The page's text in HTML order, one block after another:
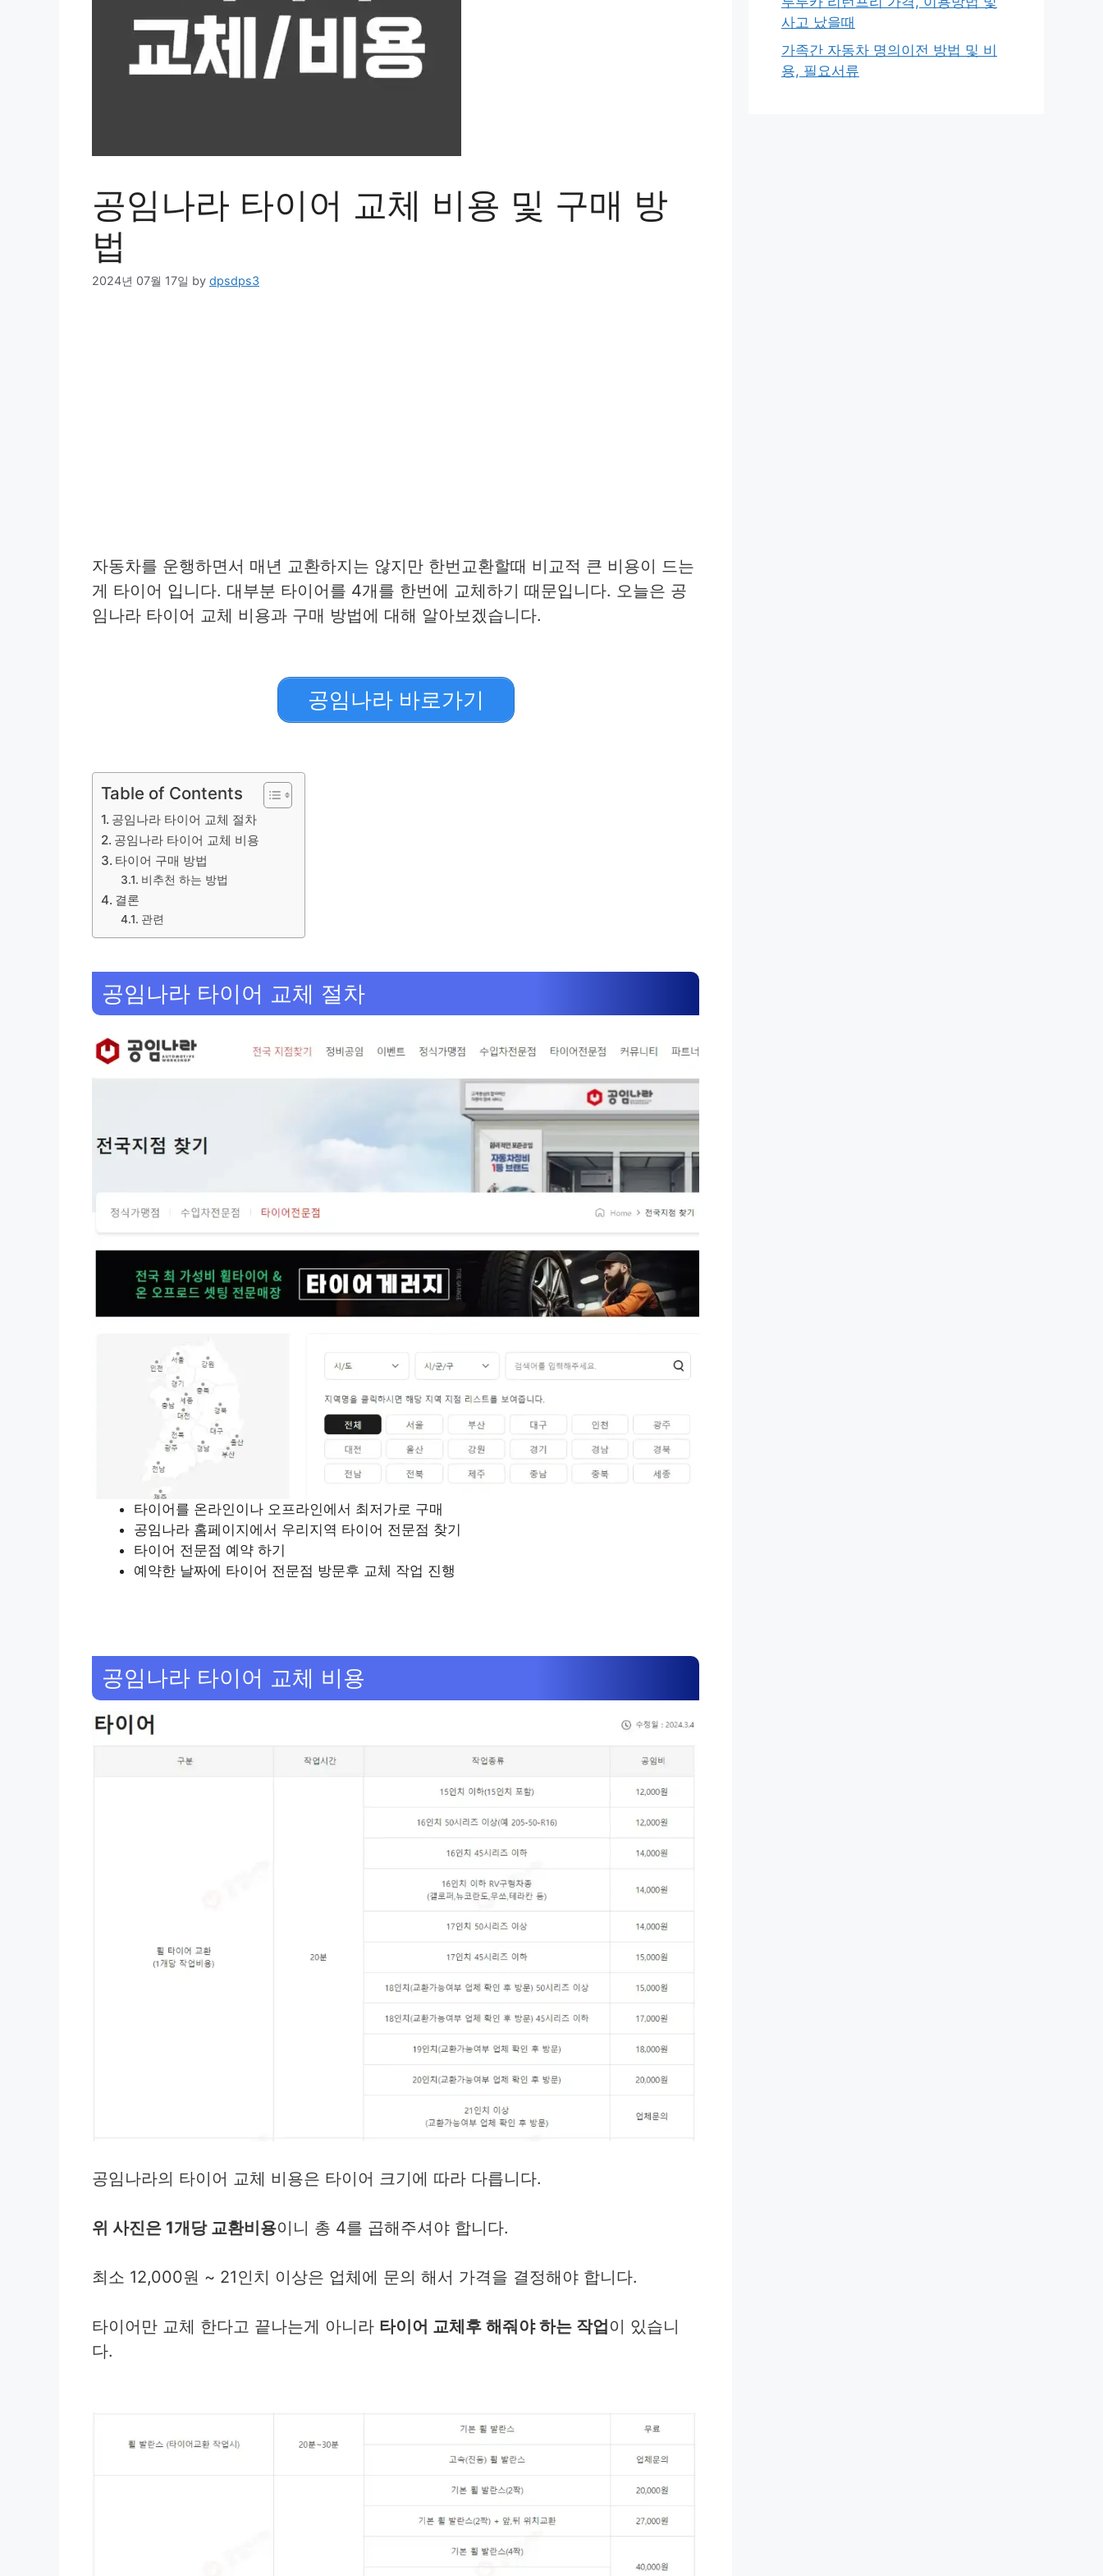
공임나라 타이어 교체 비용 및 구매 방
법
2024년 07월 17일 by dpsdps3
자동차를 운행하면서 매년 교환하지는 않지만 한번교환할때 비교적 큰 비용이 드는
게 타이어 입니다. 대부분 타이어를 4개를 한번에 교체하기 때문입니다. 오늘은 공
임나라 타이어 교체 비용과 구매 방법에 대해 알아보겠습니다.
공임나라 바로가기
Table of Contents
공임나라 타이어 교체 절차
공임나라 타이어 교체 비용
타이어 구매 방법
비추천 하는 방법
결론
관련
공임나라 타이어 교체 절차
타이어를 온라인이나 오프라인에서 최저가로 구매
공임나라 홈페이지에서 우리지역 타이어 전문점 찾기
타이어 전문점 예약 하기
예약한 날짜에 타이어 전문점 방문후 교체 작업 진행
공임나라 타이어 교체 비용
공임나라의 타이어 교체 비용은 타이어 크기에 따라 다릅니다.
위 사진은 1개당 교환비용이니 총 4를 곱해주셔야 합니다.
최소 12,000원 ~ 21인치 이상은 업체에 문의 해서 가격을 결정해야 합니다.
타이어만 교체 한다고 끝나는게 아니라 타이어 교체후 해줘야 하는 작업이 있습니
다.
사고 났을때
가족간 자동차 명의이전 방법 및 비
용, 필요서류